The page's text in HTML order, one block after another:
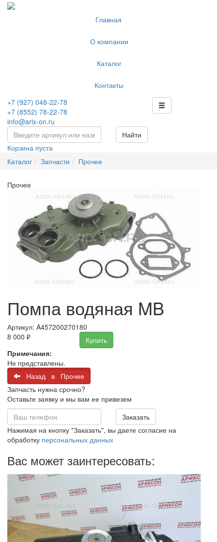
Главная
О компании
Каталог
Контакты
+7 (927) 048-22-78
+7 (8552) 78-22-78
info@arix-on.ru
Найти
Корзина пуста
Каталог
Запчасти Прочее
Прочее
Помпа водяная MB
Артикул: A457200270180
8 000 ₽
Купить
Примечания:
Не представлены.
Назад в Прочее
Запчасть нужна срочно?
Оставьте заявку и мы вам ее привезем
Заказать
Нажимая на кнопку "Заказать", вы даете согласие на
обработку персональных данных
Вас может заинтересовать: